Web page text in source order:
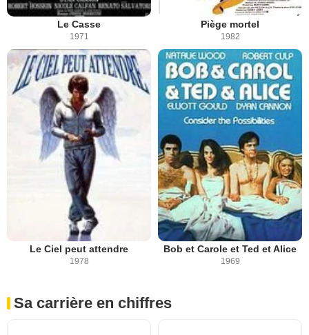
Le Casse
1971
Piège mortel
1982
Le Ciel peut attendre
1978
Bob et Carole et Ted et Alice
1969
Sa carrière en chiffres